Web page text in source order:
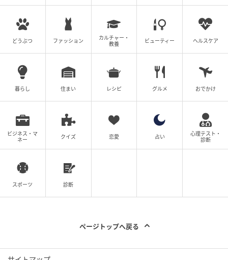
花びら形にカットした状態を指します。この印がある
ことで捕獲・麻酔の繰り返しリスクを防ぐことがで
き、地域猫の管理において重要な役割を果たしていま
Q. 寄付金はどのように使われますか？
A. 大阪さくらねこの会のTNR（捕獲・不妊手術・元の
場所へ戻す活動）や保護猫の医療費として活用されま
す。
次の記事
都市にいながら温泉のような心地よさ！和SP
どうぶつ ファッション
カルチャー・
教養
ビューティー ヘルスケア
暮らし 住まい レシピ グルメ おでかけ
ビジネス・マ
ネー
クイズ 恋愛 占い
心理テスト・
診断
スポーツ 診断
ページトップへ戻る